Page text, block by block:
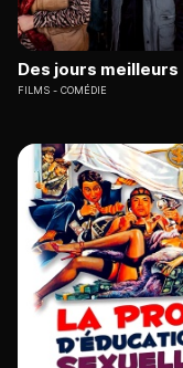
Des jours meilleurs
FILMS COMÉDIE